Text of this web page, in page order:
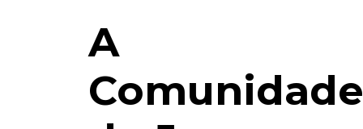
A
Comunidade